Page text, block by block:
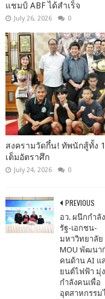
แชมป์ ABF ได้สำเร็จ
July 26, 2026 0
สงครามวัดกึ๋น! ทัพนักสู้ทั้ง
เต็มอัตราศึก
July 24, 2026 0
PREVIOUS
อว. ผนึกกำลั
รัฐ-เอกชน-
มหาวิทยาลัย
MOU พัฒนา
คนด้าน AI แ
ยนต์ไฟฟ้า มุ่
กำลังคนเพื่อ
อุตสาหกรรม